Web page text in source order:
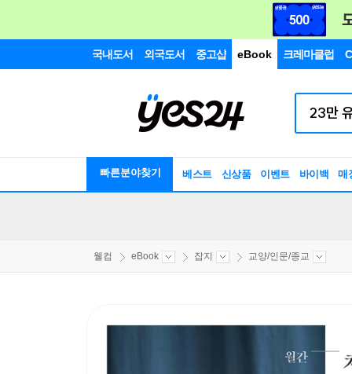
국내도서 외국도서 중고샵 eBook 크레마클럽
빠른분야찾기 베스트 신상품 이벤트 바이백 매
웰컴 eBook 잡지 교양/인문/종교